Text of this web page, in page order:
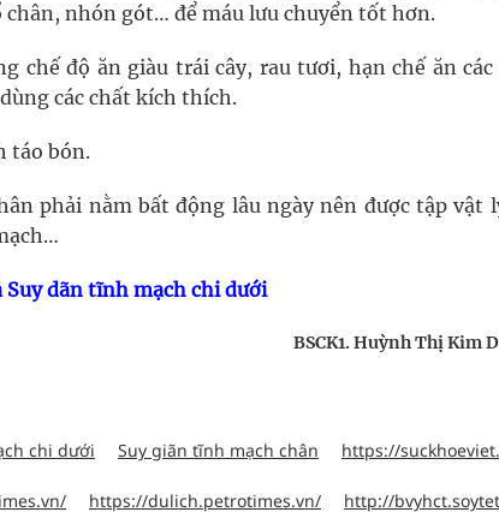
chân, nhón gót… để máu lưu chuyển tốt hơn.
chế độ ăn giàu trái cây, rau tươi, hạn chế ăn
các chất kích thích.
táo bón.
phải nằm bất động lâu ngày nên được tập vật
Suy dãn tĩnh mạch chi dưới
BSCK1. Huỳnh Thị
chi dưới Suy giãn tĩnh mạch chân https://
https://dulich.petrotimes.vn/ http://